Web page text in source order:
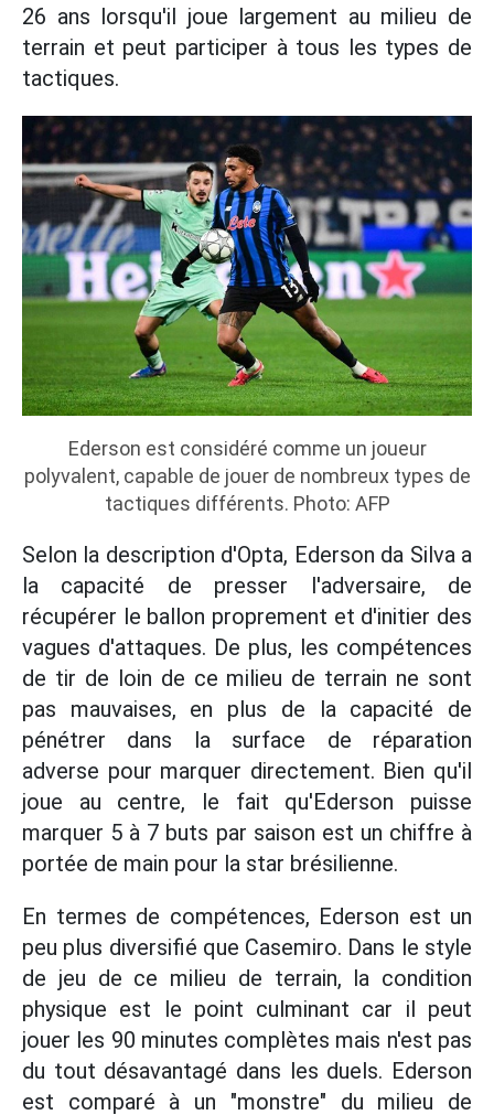
26 ans lorsqu'il joue largement au milieu de
terrain et peut participer à tous les types de
tactiques.
Ederson est considéré comme un joueur
polyvalent, capable de jouer de nombreux types de
tactiques différents. Photo: AFP
Selon la description d'Opta, Ederson da Silva a
la capacité de presser l'adversaire, de
récupérer le ballon proprement et d'initier des
vagues d'attaques. De plus, les compétences
de tir de loin de ce milieu de terrain ne sont
pas mauvaises, en plus de la capacité de
pénétrer dans la surface de réparation
adverse pour marquer directement. Bien qu'il
joue au centre, le fait qu'Ederson puisse
marquer 5 à 7 buts par saison est un chiffre à
portée de main pour la star brésilienne.
En termes de compétences, Ederson est un
peu plus diversifié que Casemiro. Dans le style
de jeu de ce milieu de terrain, la condition
physique est le point culminant car il peut
jouer les 90 minutes complètes mais n'est pas
du tout désavantagé dans les duels. Ederson
est comparé à un "monstre" du milieu de